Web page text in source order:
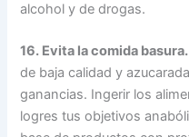
alcohol y de drogas.
16. Evita la comida basura.
de baja calidad y
ganancias. Ingerir los
logres tus objetivos